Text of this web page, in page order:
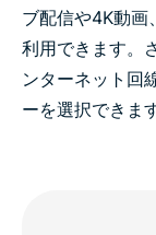
ブ配信や4K動画、
利用できます。
ンターネット回
ーを選択できます